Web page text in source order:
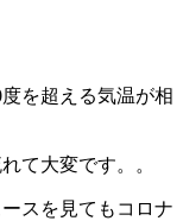
を超える気温が相
て大変です。。
スを見てもコロナ